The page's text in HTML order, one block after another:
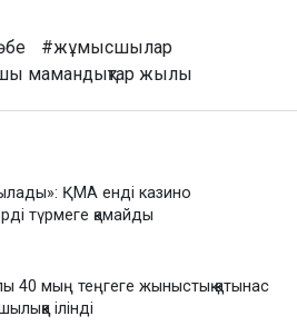
#жұмысшылар
мамандықтар жылы
ҚМА енді казино
түрмеге қамайды
40 мың теңгеге жыныстық қатынас
ілінді